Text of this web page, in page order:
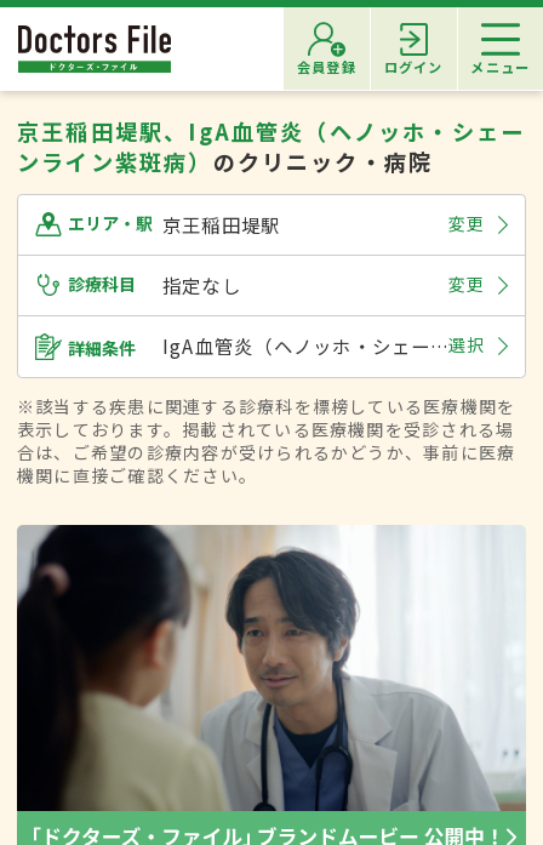
会員登録 ログイン メニュー
京王稲田堤駅、IgA血管炎（ヘノッホ・シェー
ンライン紫斑病） のクリニック・病院
エリア・駅 京王稲田堤駅 変更
診療科目 指定なし 変更
詳細条件 IgA血管炎（ヘノッホ・シェーンライン紫斑病）選択
※該当する疾患に関連する診療科を標榜している医療機関を
表示しております。掲載されている医療機関を受診される場
合は、ご希望の診療内容が受けられるかどうか、事前に医療
機関に直接ご確認ください。